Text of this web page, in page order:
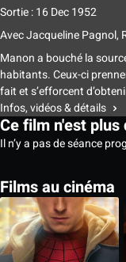
Sortie : 16 Dec 1952
AvecJacqueline Pagnol,
Manon a bouché la
habitants. Ceux-ci
fait et s’efforcent
Infos, vidéos & détails
Ce film n'est
Il n’y a pas de séance
Films au cinéma